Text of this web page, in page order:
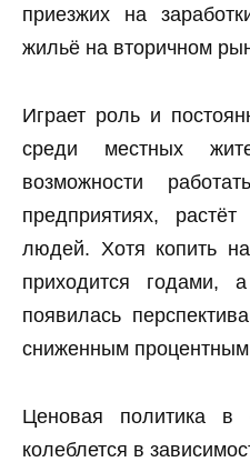
приезжих на
жильё на вторичном
Играет роль и
среди местных
возможности
предприятиях,
людей. Хотя копить
приходится годами,
появилась
сниженным процентным
Ценовая политика в
колеблется в